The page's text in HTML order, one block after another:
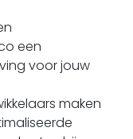
een
voor jouw
maken